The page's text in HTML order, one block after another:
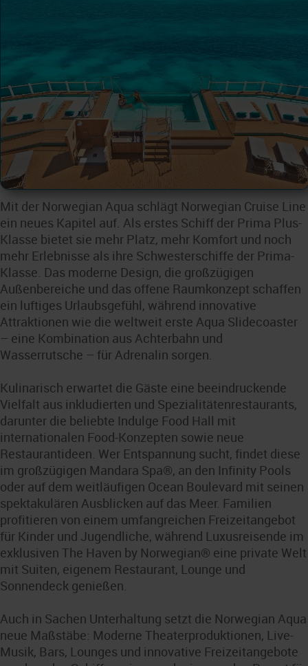
Mit der Norwegian Aqua schlägt Norwegian Cruise Line
ein neues Kapitel auf. Als erstes Schiff der Prima Plus-
Klasse bietet sie mehr Platz, mehr Komfort und noch
mehr Erlebnisse als ihre Schwesterschiffe der Prima-
Klasse. Das moderne Design, die großzügigen
Außenbereiche und das offene Raumkonzept schaffen
ein luftiges Urlaubsgefühl, während innovative
Attraktionen wie die weltweit erste Aqua Slidecoaster
– eine Kombination aus Achterbahn und
Wasserrutsche – für Adrenalin sorgen.
Kulinarisch erwartet die Gäste eine beeindruckende
Vielfalt aus inkludierten und Spezialitätenrestaurants,
darunter die beliebte Indulge Food Hall mit
internationalen Food-Konzepten sowie neue
Restaurantideen. Wer Entspannung sucht, findet diese
im großzügigen Mandara Spa®, an den Infinity Pools
oder auf dem weitläufigen Ocean Boulevard mit seinen
spektakulären Ausblicken auf das Meer. Familien
profitieren von einem umfangreichen Freizeitangebot
für Kinder und Jugendliche, während Luxusreisende im
exklusiven The Haven by Norwegian® eine private Welt
mit Suiten, eigenem Restaurant, Lounge und
Sonnendeck genießen.
Auch in Sachen Unterhaltung setzt die Norwegian Aqua
neue Maßstäbe: Moderne Theaterproduktionen, Live-
Musik, Bars, Lounges und innovative Freizeitangebote